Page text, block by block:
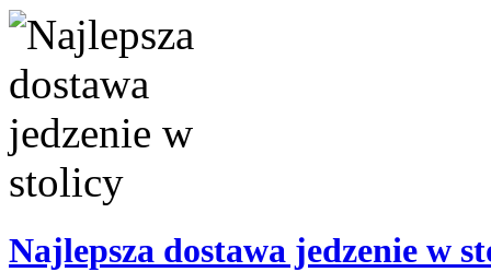
Najlepsza dostawa jedzenie w